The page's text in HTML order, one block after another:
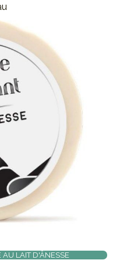
AU LAIT D'ÂNESSE